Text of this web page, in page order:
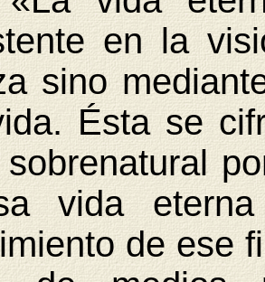
en la
sino
Ésta se
vida
de ese